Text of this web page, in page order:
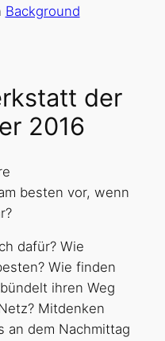
Background
der
2016
besten vor, wenn
dafür? Wie
Wie finden
ihren Weg
Mitdenken
an dem Nachmittag